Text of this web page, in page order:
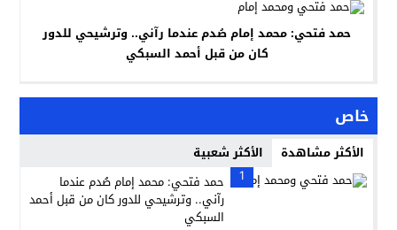
حمد فتحي: محمد إمام صُدم عندما رآني.. وترشيحي للدور
كان من قبل أحمد السبكي
خاص
الأكثر مشاهدة
الأكثر شعبية
1
حمد فتحي: محمد إمام صُدم عندما
رآني.. وترشيحي للدور كان من قبل أحمد
السبكي